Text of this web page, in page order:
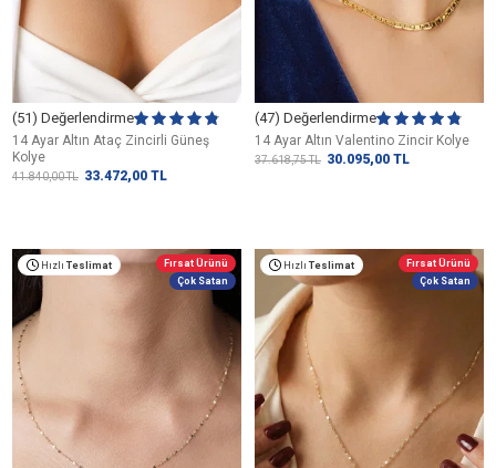
(51) Değerlendirme
14 Ayar Altın Ataç Zincirli Güneş
Kolye
41.840,00TL 33.472,00 TL
(47) Değerlendirme
14 Ayar Altın Valentino Zincir Kolye
37.618,75TL 30.095,00 TL
Hızlı Teslimat
Fırsat Ürünü
Çok Satan
Hızlı Teslimat
Fırsat Ürünü
Çok Satan